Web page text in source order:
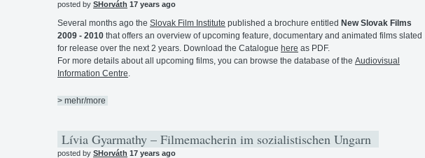
posted by SHorváth 17 years ago
Several months ago the Slovak Film Institute published a brochure entitled New Slovak Films
2009 - 2010 that offers an overview of upcoming feature, documentary and animated films slated
for release over the next 2 years. Download the Catalogue here as PDF.
For more details about all upcoming films, you can browse the database of the Audiovisual
Information Centre
> mehr/more
Lívia Gyarmathy – Filmemacherin im sozialistischen Ungarn
posted by SHorváth 17 years ago